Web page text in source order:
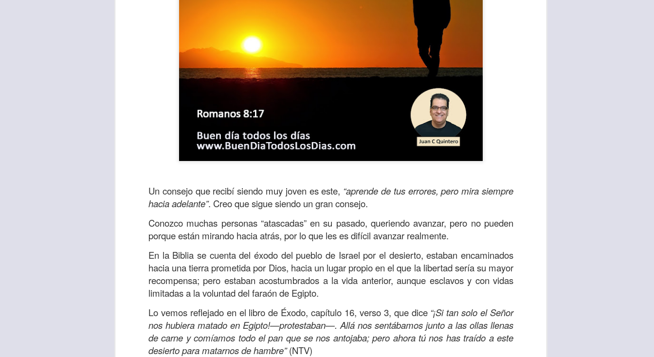
Un consejo que recibí siendo muy joven es este, “aprende de tus errores, pero mira siempre
hacia adelante”. Creo que sigue siendo un gran consejo.
Conozco muchas personas “atascadas” en su pasado, queriendo avanzar, pero no pueden
porque están mirando hacia atrás, por lo que les es difícil avanzar realmente.
En la Biblia se cuenta del éxodo del pueblo de Israel por el desierto, estaban encaminados
hacia una tierra prometida por Dios, hacia un lugar propio en el que la libertad sería su mayor
recompensa; pero estaban acostumbrados a la vida anterior, aunque esclavos y con vidas
limitadas a la voluntad del faraón de Egipto.
Lo vemos reflejado en el libro de Éxodo, capítulo 16, verso 3, que dice “¡Si tan solo el Señor
nos hubiera matado en Egipto!—protestaban—. Allá nos sentábamos junto a las ollas llenas
de carne y comíamos todo el pan que se nos antojaba; pero ahora tú nos has traído a este
desierto para matarnos de hambre”(NTV)
Para muchos, la vida es una carrera continua de actividades perfectamente agendadas
acorde con una lista de logros esperados, la mayoría de ellos relacionados con el trabajo, los
logros profesionales e incluso los logros en el cuidado del cuerpo en el gimnasio.
“amados”, es decir, a nuestra familia.
Yo tengo gratos recuerdos del amor de mis padres y abuelos; y tal vez tú también tengas
esos buenos recuerdos; lo cierto es que para la mayoría de ellos ese amor significó inversión
de tiempo, muchos incluso sacrificando sus aspiraciones personales por estar en casa y dar
lo mejor que tenían por su familia.
Te invito a reflexionar sobre:¿Cuáles son tus prioridades?, ¿En qué lugar está el amor hacia
tu familia?
En la Biblia, el capítulo 12 de la carta a los romanos se conoce como la lista de los deberes
del cristiano. Esta contiene recomendaciones sabias y justas para llevar una vida correcta.
Particularmente, en el verso 9 dice lo siguiente:“El amor sea sin fingimiento. Aborreced lo
malo, seguid lo bueno”. Romanos 12:9 (RVR1960)